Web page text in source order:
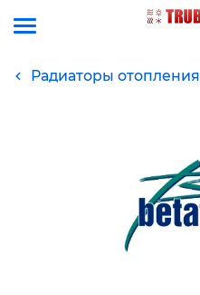
Радиаторы отопления